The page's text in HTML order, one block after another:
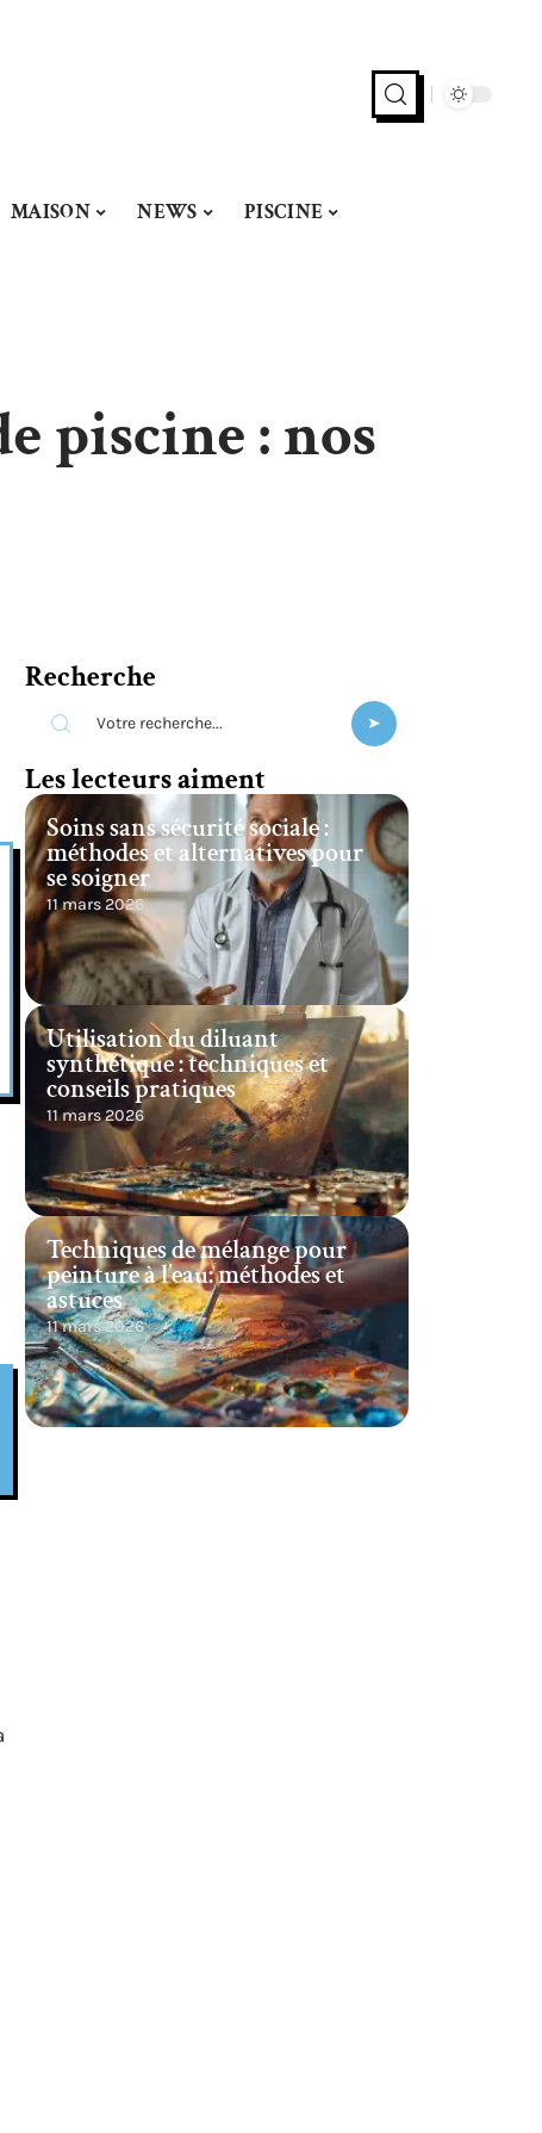
MAISON NEWS PISCINE
piscine : nos
Recherche
Les lecteurs aiment
Soins sans sécurité sociale :
méthodes et alternatives pour
se soigner
11 mars 2026
Utilisation du diluant
synthétique : techniques et
conseils pratiques
11 mars 2026
Techniques de mélange pour
peinture à l’eau: méthodes et
astuces
11 mars 2026